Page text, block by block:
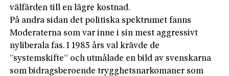
välfärden till en lägre kostnad.
På andra sidan det politiska spektrumet fanns
Moderaterna som var inne i sin mest aggressivt
nyliberala fas. I 1985 års val krävde de
”systemskifte” och utmålade en bild av svenskarna
som bidragsberoende trygghetsnarkomaner som